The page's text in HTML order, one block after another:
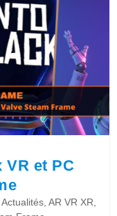
VR et PC
Actualités ,AR VR XR